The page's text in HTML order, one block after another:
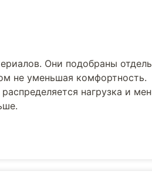
Они подобраны
не уменьшая комфортность.
нагрузка и